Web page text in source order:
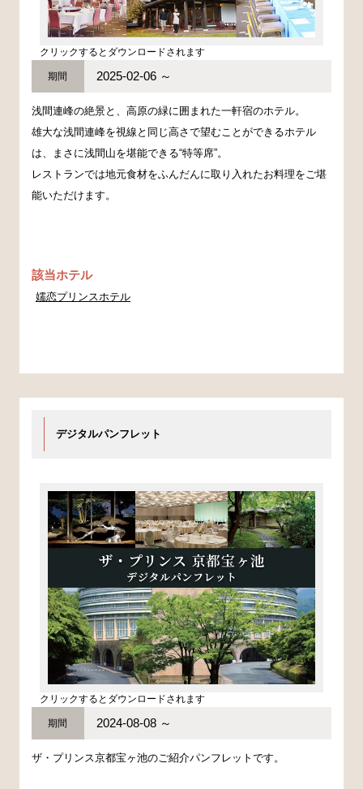
クリックするとダウンロードされます
期間 2025-02-06 ～
浅間連峰の絶景と、高原の緑に囲まれた一軒宿のホテル。
雄大な浅間連峰を視線と同じ高さで望むことができるホテル
は、まさに浅間山を堪能できる“特等席”。
レストランでは地元食材をふんだんに取り入れたお料理をご堪
能いただけます。
該当ホテル
嬬恋プリンスホテル
デジタルパンフレット
クリックするとダウンロードされます
期間 2024-08-08 ～
ザ・プリンス京都宝ヶ池のご紹介パンフレットです。